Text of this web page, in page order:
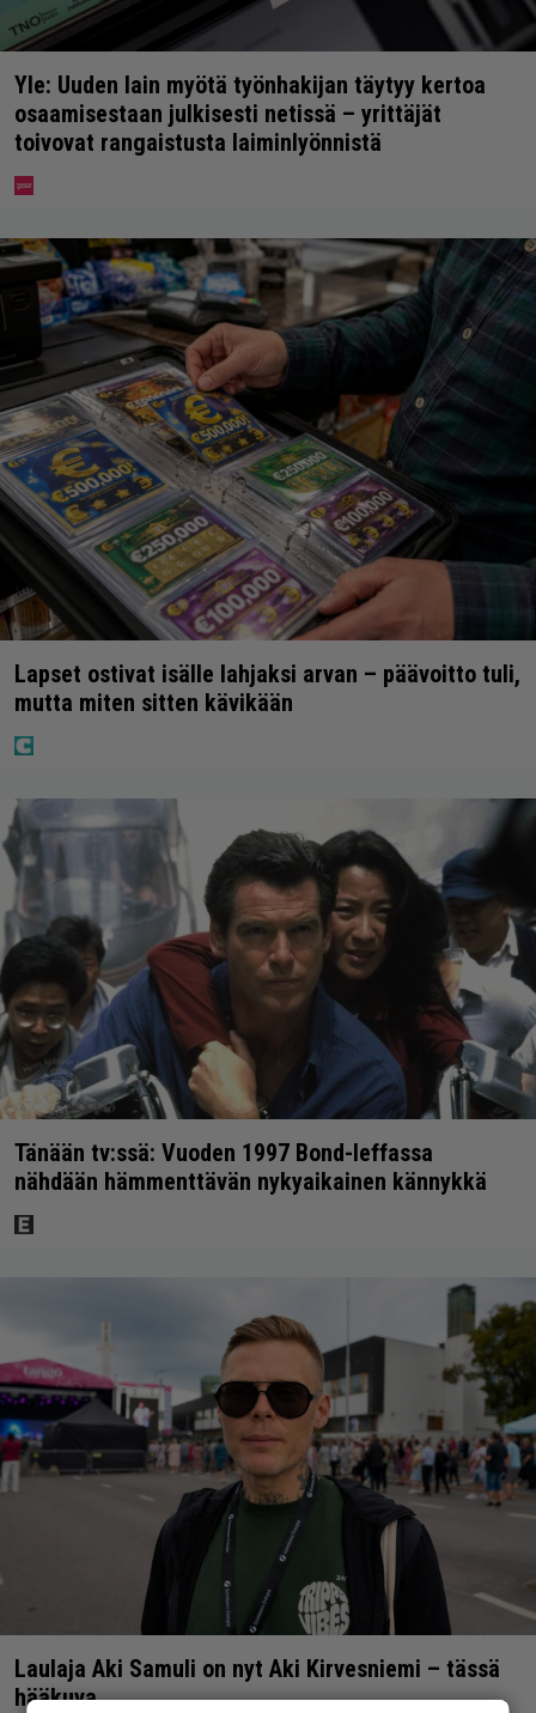
Yle: Uuden lain myötä työnhakijan täytyy kertoa
osaamisestaan julkisesti netissä – yrittäjät
toivovat rangaistusta laiminlyönnistä
Lapset ostivat isälle lahjaksi arvan – päävoitto tuli,
mutta miten sitten kävikään
Tänään tv:ssä: Vuoden 1997 Bond-leffassa
nähdään hämmenttävän nykyaikainen kännykkä
Laulaja Aki Samuli on nyt Aki Kirvesniemi – tässä
hääkuva